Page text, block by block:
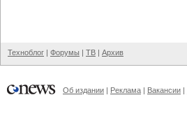
Техноблог | Форумы | ТВ | Архив
Об издании | Реклама | Вакансии |